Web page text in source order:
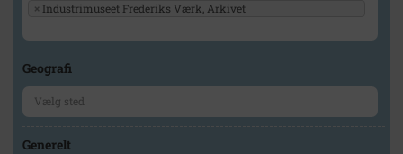
× Industrimuseet Frederiks Værk, Arkivet
Geografi
Generelt